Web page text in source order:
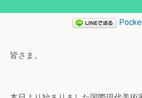
皆さま。